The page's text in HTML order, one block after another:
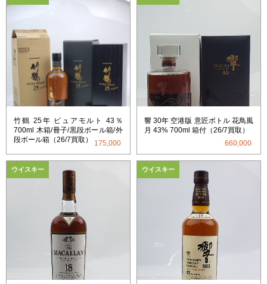
竹鶴 25年 ピュアモルト 43％
700ml 木箱/冊子/黒段ボール箱/外
段ボール箱（26/7買取）
175,000
響 30年 空港版 意匠ボトル 花鳥風
月 43% 700ml 箱付（26/7買取）
660,000
ウイスキー ウイスキー